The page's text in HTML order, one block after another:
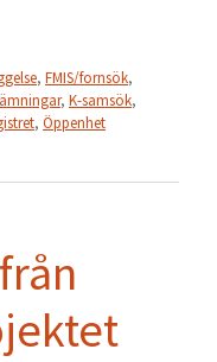
, FMIS/fornsök,
, K-samsök,
, Öppenhet